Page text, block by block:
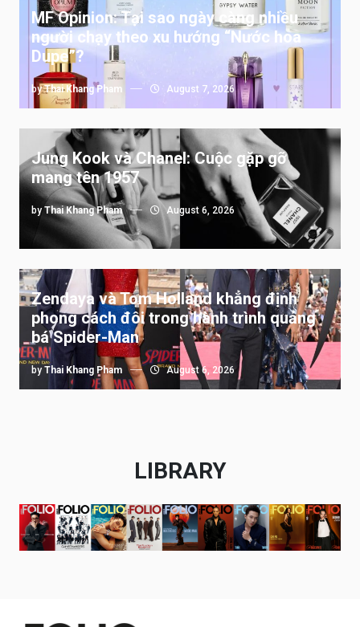
MF Opinion: Tại sao ngày càng nhiều
người chạy theo xu hướng “Nước hoa
Dupe”?
byThai Khang Pham August 7, 2026
Jung Kook và Chanel: Cuộc gặp gỡ
mang tên 1957
by Thai Khang Pham August 6, 2026
Zendaya và Tom Holland khẳng định
phong cách đôi trong hành trình quảng
bá Spider-Man
by Thai Khang Pham August 6, 2026
LIBRARY